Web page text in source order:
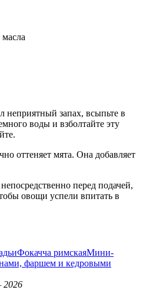
масла
неприятный запах, всыпьте в
воды и взболтайте эту
оттеняет мята. Она добавляет
перед подачей,
овощи успели впитать в
Фокачча римскаяМини-
фаршем и кедровыми
2026